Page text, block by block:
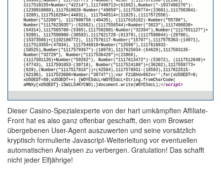
Dieser Casino-Spezialexperte von der hart umkämpften Affiliate-
Front hat es also ganz offenbar geschafft, den vom Browser
übergebenen User-Agent auszuwerten und seine vorsätzlich
kryptisch formulierte Javascript-Weiterleitung vor eventuellen
automatischen Analysen zu verbergen. Gratulation! Das schafft
nicht jeder Elfjährige!